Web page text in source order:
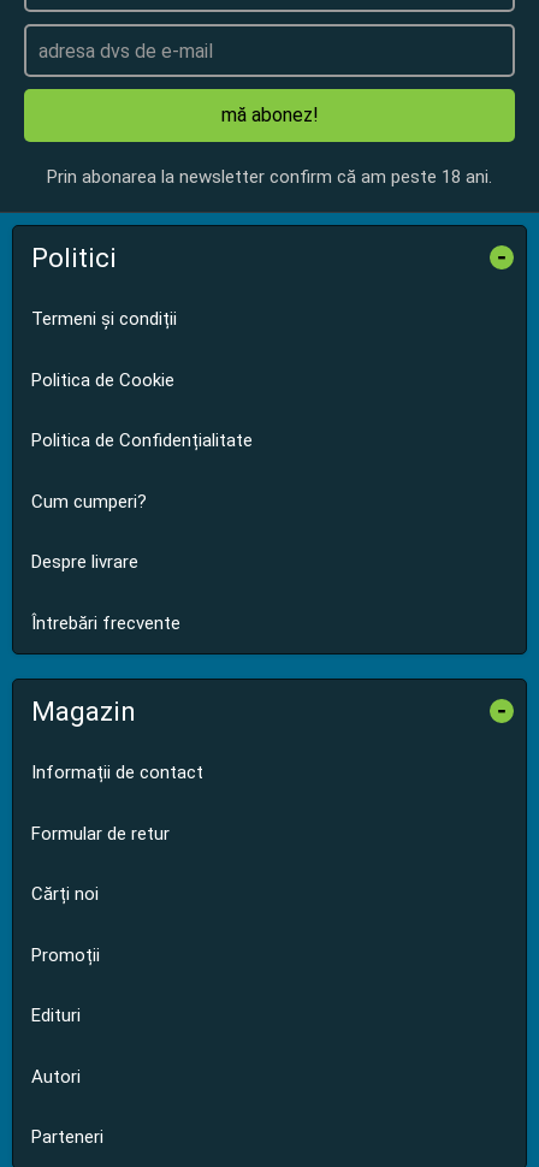
mă abonez!
Prin abonarea la newsletter confirm că am peste 18 ani.
Politici -
Termeni și condiții
Politica de Cookie
Politica de Confidențialitate
Cum cumperi?
Despre livrare
Întrebări frecvente
Magazin -
Informații de contact
Formular de retur
Cărți noi
Promoții
Edituri
Autori
Parteneri